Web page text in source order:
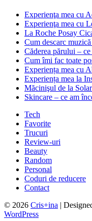
Experienţa mea cu
Experienţa mea cu
La Roche Posay
Cum descarc
Căderea părului –
Cum îmi fac toate
Experiența mea cu
Experiența mea la
Măcinişul de la
Skincare – ce am
Tech
Favorite
Trucuri
Review-uri
Beauty
Random
Personal
Coduri de reducere
Contact
© 2026 Cris+ina |
WordPress